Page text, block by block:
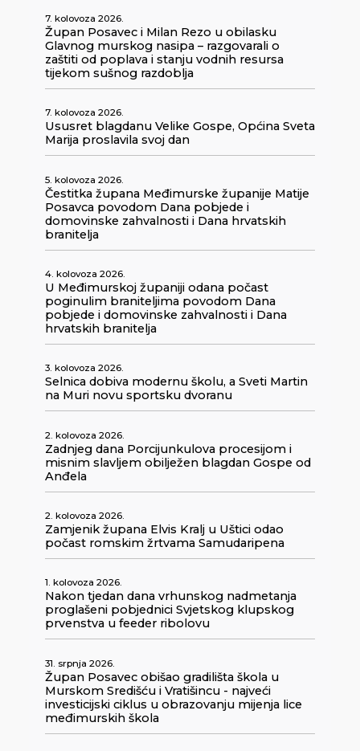
7. kolovoza 2026.
Župan Posavec i Milan Rezo u obilasku
Glavnog murskog nasipa – razgovarali o
zaštiti od poplava i stanju vodnih resursa
tijekom sušnog razdoblja
7. kolovoza 2026.
Ususret blagdanu Velike Gospe, Općina Sveta
Marija proslavila svoj dan
5. kolovoza 2026.
Čestitka župana Međimurske županije Matije
Posavca povodom Dana pobjede i
domovinske zahvalnosti i Dana hrvatskih
branitelja
4. kolovoza 2026.
U Međimurskoj županiji odana počast
poginulim braniteljima povodom Dana
pobjede i domovinske zahvalnosti i Dana
hrvatskih branitelja
3. kolovoza 2026.
Selnica dobiva modernu školu, a Sveti Martin
na Muri novu sportsku dvoranu
2. kolovoza 2026.
Zadnjeg dana Porcijunkulova procesijom i
misnim slavljem obilježen blagdan Gospe od
Anđela
2. kolovoza 2026.
Zamjenik župana Elvis Kralj u Uštici odao
počast romskim žrtvama Samudaripena
1. kolovoza 2026.
Nakon tjedan dana vrhunskog nadmetanja
proglašeni pobjednici Svjetskog klupskog
prvenstva u feeder ribolovu
31. srpnja 2026.
Župan Posavec obišao gradilišta škola u
Murskom Središću i Vratišincu - najveći
investicijski ciklus u obrazovanju mijenja lice
međimurskih škola